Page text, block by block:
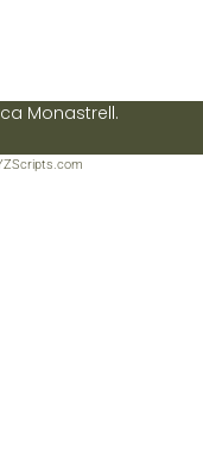
Monastrell.